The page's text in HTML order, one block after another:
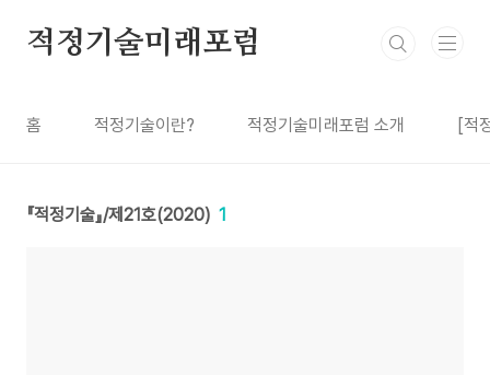
적정기술미래포럼
홈 적정기술이란? 적정기술미래포럼 소개 [적
『적정기술』/제21호(2020) 1